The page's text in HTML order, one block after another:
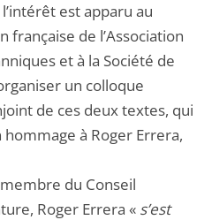
est apparu au
française de l’Association
et à la Société de
un colloque
de ces deux textes, qui
hommage à Roger Errera,
du Conseil
Roger Errera « s’est